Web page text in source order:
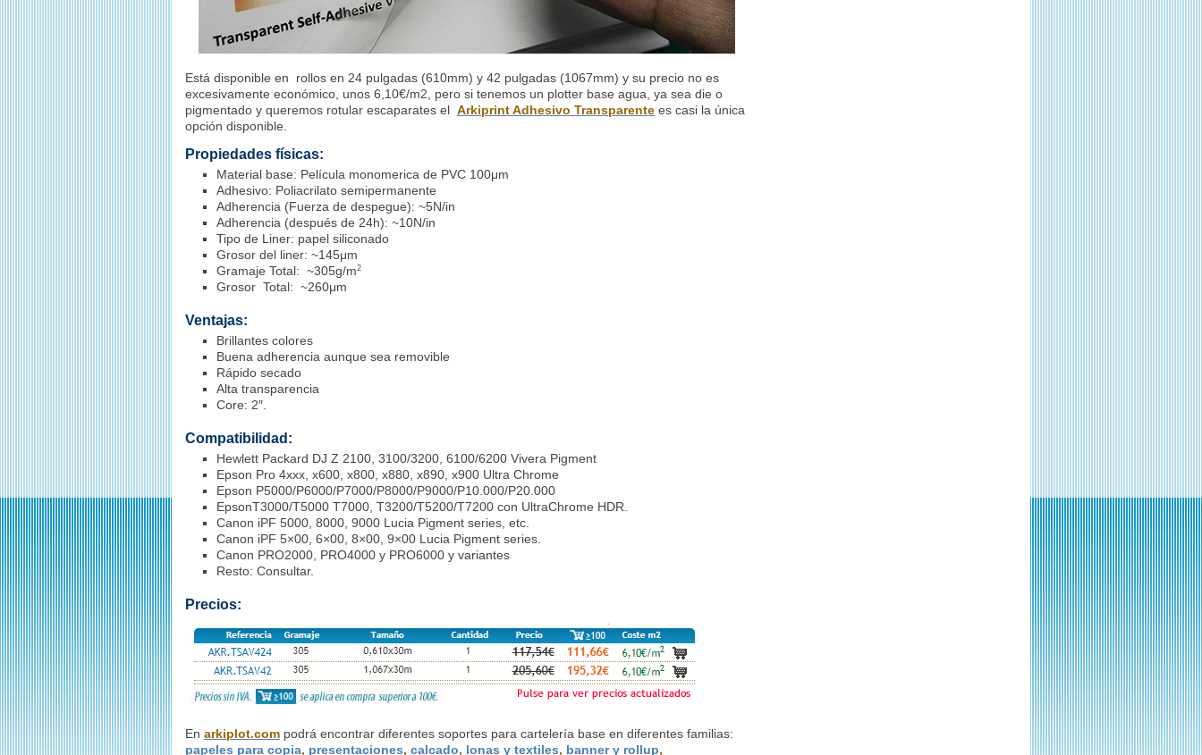
Está disponible en rollos en 24 pulgadas (610mm) y 42 pulgadas (1067mm) y su precio no es
excesivamente económico, unos 6,10€/m2, pero si tenemos un plotter base agua, ya sea die o
pigmentado y queremos rotular escaparates el Arkiprint Adhesivo Transparente es casi la única
opción disponible.
Propiedades físicas:
Material base: Película monomerica de PVC 100μm
Adhesivo: Poliacrilato semipermanente
Adherencia (Fuerza de despegue): ~5N/in
Adherencia (después de 24h): ~10N/in
Tipo de Liner: papel siliconado
Grosor del liner: ~145μm
Gramaje Total: ~305g/m2
Grosor Total: ~260μm
Ventajas:
Brillantes colores
Buena adherencia aunque sea removible
Rápido secado
Alta transparencia
Core: 2″.
Compatibilidad:
Hewlett Packard DJ Z 2100, 3100/3200, 6100/6200 Vivera Pigment
Epson Pro 4xxx, x600, x800, x880, x890, x900 Ultra Chrome
Epson P5000/P6000/P7000/P8000/P9000/P10.000/P20.000
EpsonT3000/T5000 T7000, T3200/T5200/T7200 con UltraChrome HDR.
Canon iPF 5000, 8000, 9000 Lucia Pigment series, etc.
Canon iPF 5×00, 6×00, 8×00, 9×00 Lucia Pigment series.
Canon PRO2000, PRO4000 y PRO6000 y variantes
Resto: Consultar.
Precios:
En arkiplot.com podrá encontrar diferentes soportes para cartelería base en diferentes familias:
papeles para copia, presentaciones, calcado, lonas y textiles, banner y rollup,